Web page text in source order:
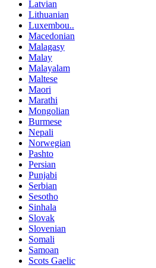
Latvian
Lithuanian
Luxembou..
Macedonian
Malagasy
Malay
Malayalam
Maltese
Maori
Marathi
Mongolian
Burmese
Nepali
Norwegian
Pashto
Persian
Punjabi
Serbian
Sesotho
Sinhala
Slovak
Slovenian
Somali
Samoan
Scots Gaelic